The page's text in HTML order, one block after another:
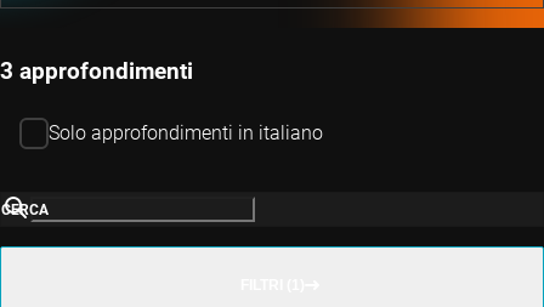
3 approfondimenti
Solo approfondimenti in italiano
CERCA